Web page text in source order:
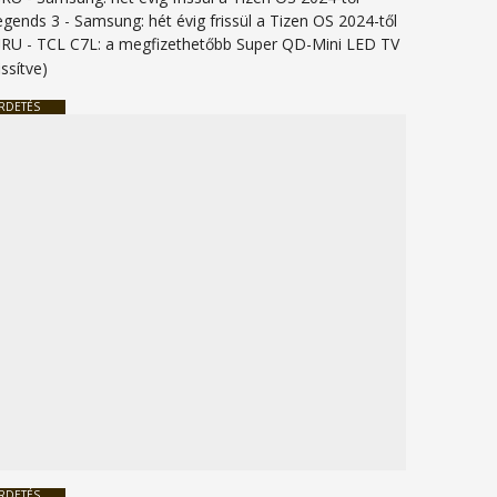
3 -Samsung: hét évig frissül a Tizen OS 2024-től
- TCL C7L: a megfizethetőbb Super QD-Mini LED TV